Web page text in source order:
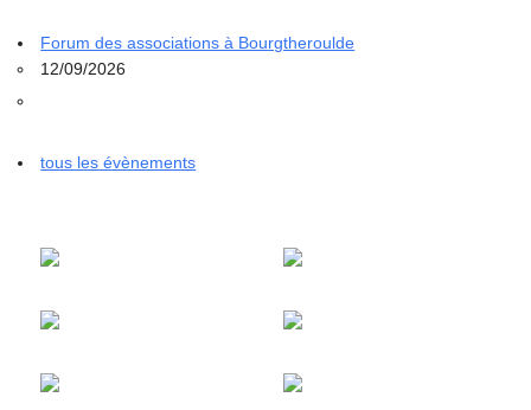
Forum des associations à Bourgtheroulde
12/09/2026
tous les évènements